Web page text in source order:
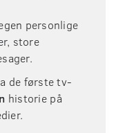
personlige
store
de første tv-
historie på